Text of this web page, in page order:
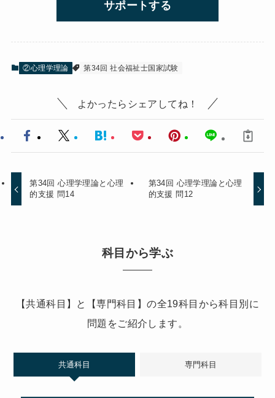
サポートする
②心理学理論 第34回 社会福祉士国家試験
よかったらシェアしてね！
第34回 心理学理論と心理
的支援 問14
第34回 心理学理論と心理
的支援 問12
科目から学ぶ
【共通科目】と【専門科目】の全19科目から科目別に
問題をご紹介します。
共通科目 専門科目